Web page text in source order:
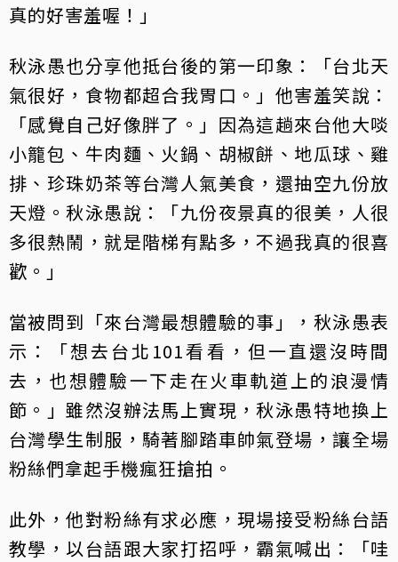
真的好害羞喔！」
秋泳愚也分享他抵台後的第一印象：「台北天
氣很好，食物都超合我胃口。」他害羞笑說：
「感覺自己好像胖了。」因為這趟來台他大啖
小籠包、牛肉麵、火鍋、胡椒餅、地瓜球、雞
排、珍珠奶茶等台灣人氣美食，還抽空九份放
天燈。秋泳愚說：「九份夜景真的很美，人很
多很熱鬧，就是階梯有點多，不過我真的很喜
歡。」
當被問到「來台灣最想體驗的事」，秋泳愚表
示：「想去台北101看看，但一直還沒時間
去，也想體驗一下走在火車軌道上的浪漫情
節。」雖然沒辦法馬上實現，秋泳愚特地換上
台灣學生制服，騎著腳踏車帥氣登場，讓全場
粉絲們拿起手機瘋狂搶拍。
此外，他對粉絲有求必應，現場接受粉絲台語
教學，以台語跟大家打招呼，霸氣喊出：「哇